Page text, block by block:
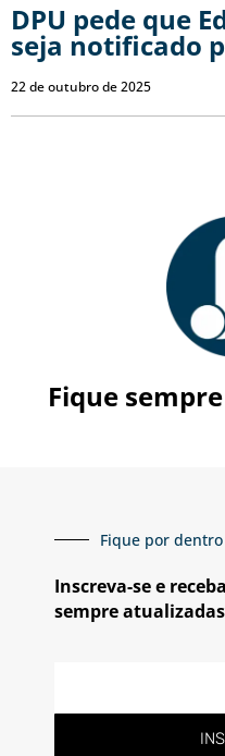
DPU pede que
seja notificado
22 de outubro de 2025
Fique
Fique por
Inscreva-se e
sempre atualizadas